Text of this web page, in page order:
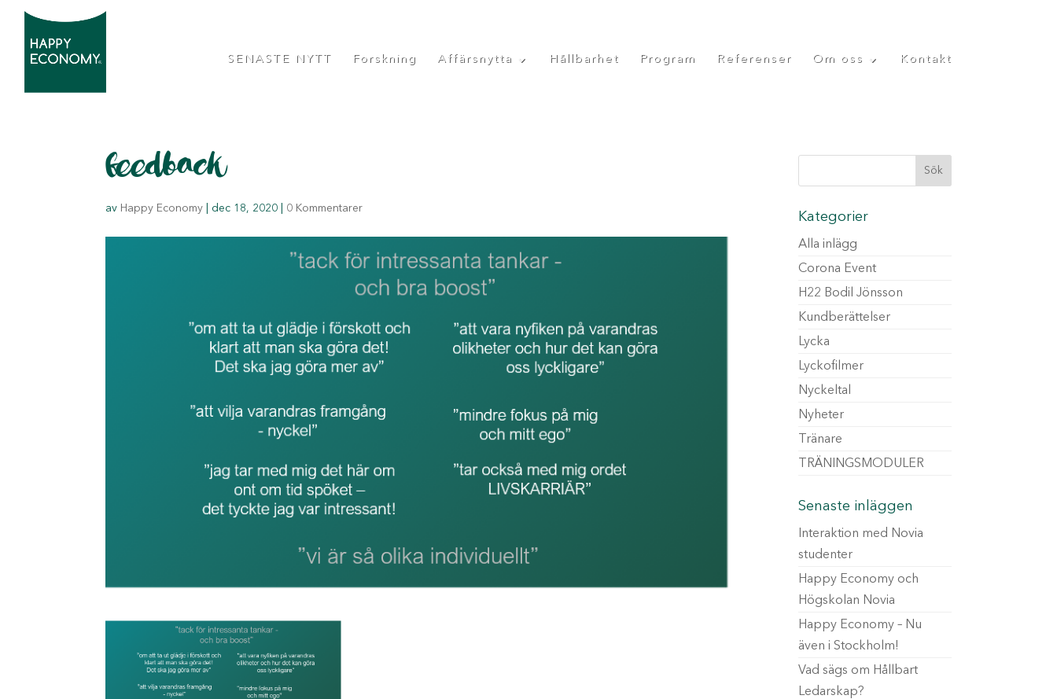
SENASTE NYTT Forskning Affärsnytta Hållbarhet Program Referenser Om oss Kontakt
feedback
av Happy Economy dec 18, 2020 0 Kommentarer
Kategorier
Alla inlägg
Corona Event
H22 Bodil Jönsson
Kundberättelser
Lycka
Lyckofilmer
Nyckeltal
Nyheter
Tränare
TRÄNINGSMODULER
Senaste inläggen
Interaktion med Novia
studenter
Happy Economy och
Högskolan Novia
Happy Economy – Nu
även i Stockholm!
Vad sägs om Hållbart
Ledarskap?